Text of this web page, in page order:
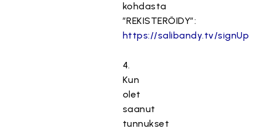
kohdasta
”REKISTERÖIDY”:
https://salibandy.tv/signUp
4.
Kun
olet
saanut
tunnukset